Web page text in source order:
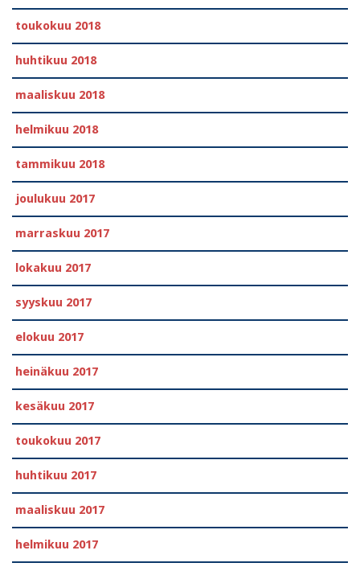
toukokuu 2018
huhtikuu 2018
maaliskuu 2018
helmikuu 2018
tammikuu 2018
joulukuu 2017
marraskuu 2017
lokakuu 2017
syyskuu 2017
elokuu 2017
heinäkuu 2017
kesäkuu 2017
toukokuu 2017
huhtikuu 2017
maaliskuu 2017
helmikuu 2017